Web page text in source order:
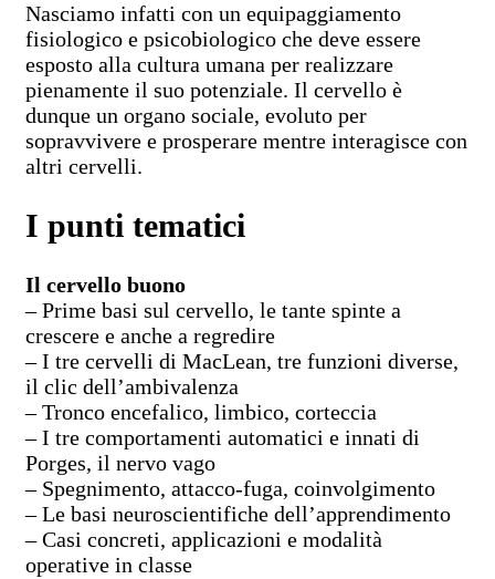
Nasciamo infatti con un equipaggiamento
fisiologico e psicobiologico che deve essere
esposto alla cultura umana per realizzare
pienamente il suo potenziale. Il cervello è
dunque un organo sociale, evoluto per
sopravvivere e prosperare mentre interagisce con
altri cervelli.
I punti tematici
Il cervello buono
– Prime basi sul cervello, le tante spinte a
crescere e anche a regredire
– I tre cervelli di MacLean, tre funzioni diverse,
il clic dell’ambivalenza
– Tronco encefalico, limbico, corteccia
– I tre comportamenti automatici e innati di
Porges, il nervo vago
– Spegnimento, attacco-fuga, coinvolgimento
– Le basi neuroscientifiche dell’apprendimento
– Casi concreti, applicazioni e modalità
operative in classe